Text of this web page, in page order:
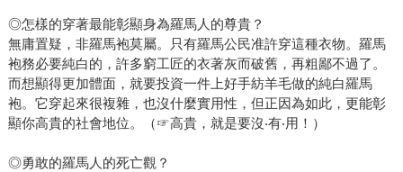
◎怎樣的穿著最能彰顯身為羅馬人的尊貴？
無庸置疑，非羅馬袍莫屬。只有羅馬公民准許穿這種衣物。羅馬
袍務必要純白的，許多窮工匠的衣著灰而破舊，再粗鄙不過了。
而想顯得更加體面，就要投資一件上好手紡羊毛做的純白羅馬
袍。它穿起來很複雜，也沒什麼實用性，但正因為如此，更能彰
顯你高貴的社會地位。（☞高貴，就是要沒‧有‧用！）
◎勇敢的羅馬人的死亡觀？